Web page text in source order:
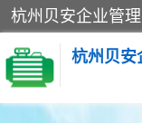
杭州贝安